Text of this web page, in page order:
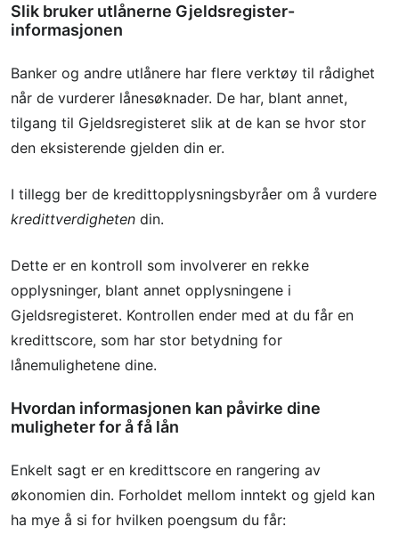
Slik bruker utlånerne Gjeldsregister-
informasjonen
Banker og andre utlånere har flere verktøy til rådighet
når de vurderer lånesøknader. De har, blant annet,
tilgang til Gjeldsregisteret slik at de kan se hvor stor
den eksisterende gjelden din er.
I tillegg ber de kredittopplysningsbyråer om å vurdere
kredittverdigheten din.
Dette er en kontroll som involverer en rekke
opplysninger, blant annet opplysningene i
Gjeldsregisteret. Kontrollen ender med at du får en
kredittscore, som har stor betydning for
lånemulighetene dine.
Hvordan informasjonen kan påvirke dine
muligheter for å få lån
Enkelt sagt er en kredittscore en rangering av
økonomien din. Forholdet mellom inntekt og gjeld kan
ha mye å si for hvilken poengsum du får: